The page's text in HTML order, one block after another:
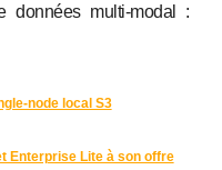
multi-modal :
node local S3
Enterprise Lite à son offre